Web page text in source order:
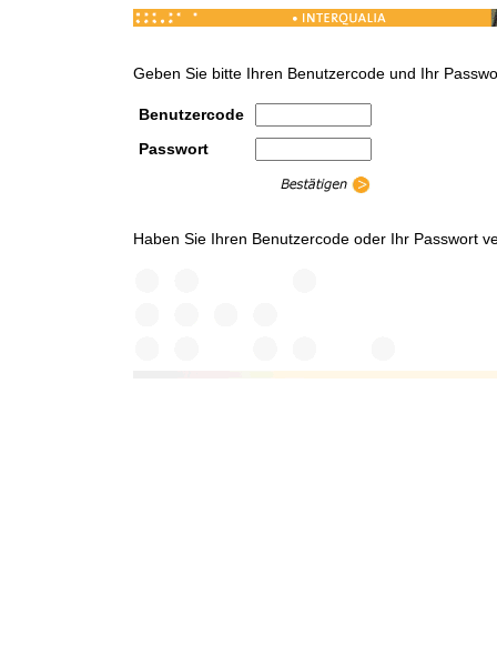
Geben Sie bitte Ihren Benutzercode und Ihr
Benutzercode
Passwort
Haben Sie Ihren Benutzercode oder Ihr Passwort